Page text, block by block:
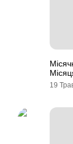
19